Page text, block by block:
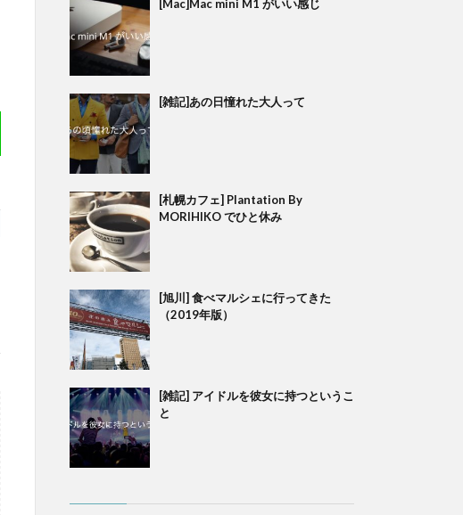
[Mac]Mac mini M1 がいい感じ
[雑記]あの日憧れた大人って
[札幌カフェ] Plantation By
MORIHIKO でひと休み
[旭川] 食べマルシェに行ってきた
（2019年版）
[雑記] アイドルを彼女に持つというこ
と